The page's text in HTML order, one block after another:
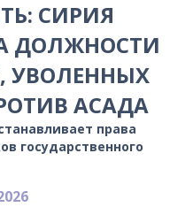
СИРИЯ
ДОЛЖНОСТИ
УВОЛЕННЫХ
АСАДА
права
государственного